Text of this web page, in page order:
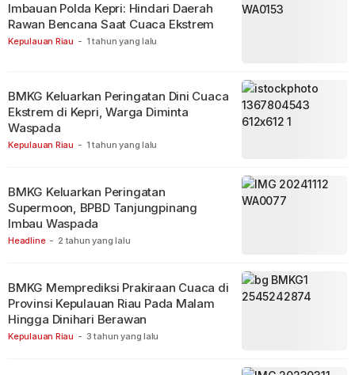
Kepulauan Riau - 1 tahun yang lalu
Imbauan Polda Kepri: Hindari Daerah
Rawan Bencana Saat Cuaca Ekstrem
Kepulauan Riau - 1 tahun yang lalu
BMKG Keluarkan Peringatan Dini Cuaca
Ekstrem di Kepri, Warga Diminta
Waspada
Headline - 2 tahun yang lalu
BMKG Keluarkan Peringatan
Supermoon, BPBD Tanjungpinang
Imbau Waspada
Kepulauan Riau - 3 tahun yang lalu
BMKG Memprediksi Prakiraan Cuaca di
Provinsi Kepulauan Riau Pada Malam
Hingga Dinihari Berawan